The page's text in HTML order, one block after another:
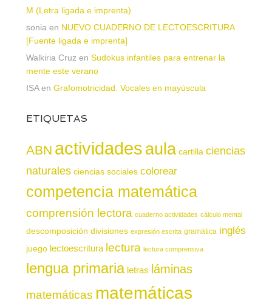
M (Letra ligada e imprenta)
sonia en NUEVO CUADERNO DE LECTOESCRITURA
[Fuente ligada e imprenta]
Walkiria Cruz en Sudokus infantiles para entrenar la
mente este verano
ISAen Grafomotricidad. Vocales en mayúscula
ETIQUETAS
ABN actividadesaula cartilla ciencias
naturales ciencias sociales colorear
competencia matemática
comprensión lectora cuaderno actividades cálculo mental
descomposición divisiones expresión escrita gramática inglés
juego lectoescritura lectura lectura comprensiva
lengua primaria letras láminas
matemáticas matemáticas